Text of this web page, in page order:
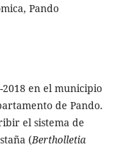
Pando
en el municipio
de Pando.
el sistema de
(Bertholletia